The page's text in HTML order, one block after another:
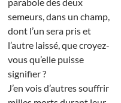
semeurs, dans un champ,
dont l’un sera pris et
l’autre laissé, que croyez-
vous qu’elle puisse
signifier ?
J’en vois d’autres souffrir